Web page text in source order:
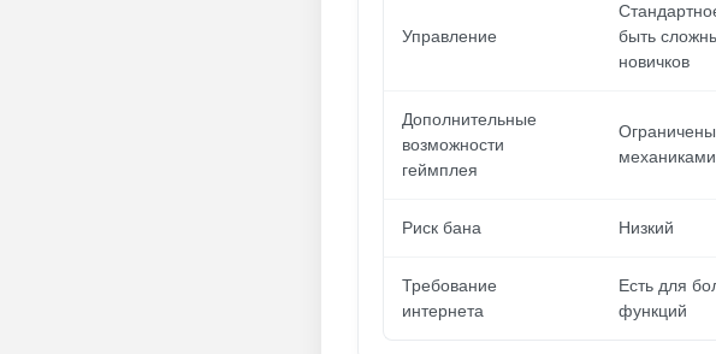
Управление
быть
новичков
Дополнительные
возможности
геймплея
механиками
Риск бана Низкий
Требование
интернета
Есть для
функций